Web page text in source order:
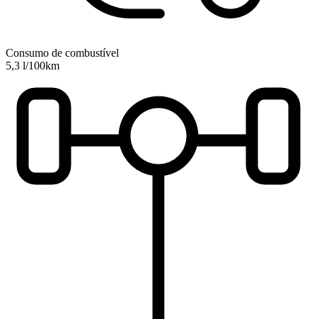
Consumo de combustível
5,3 l/100km